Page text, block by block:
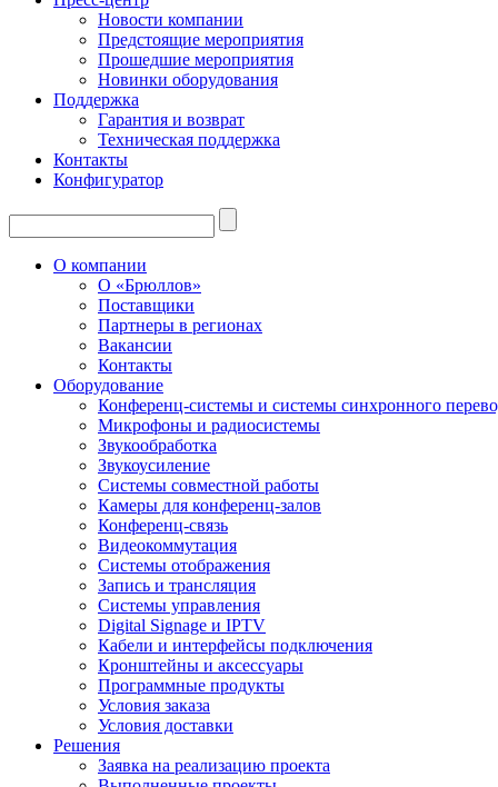
Новости компании
Предстоящие мероприятия
Прошедшие мероприятия
Новинки оборудования
Поддержка
Гарантия и возврат
Техническая поддержка
Контакты
Конфигуратор
О компании
О «Брюллов»
Поставщики
Партнеры в регионах
Вакансии
Контакты
Оборудование
Конференц-системы и системы синхронного
Микрофоны и радиосистемы
Звукообработка
Звукоусиление
Системы совместной работы
Камеры для конференц-залов
Конференц-связь
Видеокоммутация
Системы отображения
Запись и трансляция
Системы управления
Digital Signage и IPTV
Кабели и интерфейсы подключения
Кронштейны и аксессуары
Программные продукты
Условия заказа
Условия доставки
Решения
Заявка на реализацию проекта